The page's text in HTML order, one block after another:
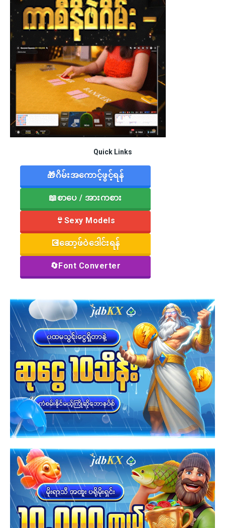
Quick Links
🎁ဂိမ်းအကောင့်ဖွင့်ရန်
📖စာပေ / အားကစား
👙Sexy Models
💽ဆော့ဖ်ဝဲဒေါင်းရန်
🔄Font Converter